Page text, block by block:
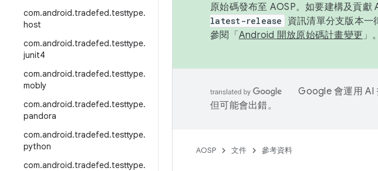
com.android.tradefed.testtype.
host
com.android.tradefed.testtype.
junit4
com.android.tradefed.testtype.
mobly
com.android.tradefed.testtype.
pandora
com.android.tradefed.testtype.
python
com.android.tradefed.testtype.
原始碼發布至 AOSP。如要建構及貢獻
latest-release
資訊清單分支版本
參閱「 Android 開放原始碼計畫變更 」。
Google 會運用 AI
但可能會出錯。
AOSP 文件 參考資料